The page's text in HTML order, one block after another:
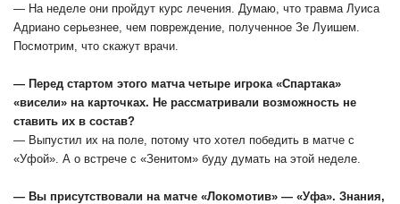
— На неделе они пройдут курс лечения. Думаю, что травма Луиса
Адриано серьезнее, чем повреждение, полученное Зе Луишем.
Посмотрим, что скажут врачи.
— Перед стартом этого матча четыре игрока «Спартака»
«висели» на карточках. Не рассматривали возможность не
ставить их в состав?
— Выпустил их на поле, потому что хотел победить в матче с
«Уфой». А о встрече с «Зенитом» буду думать на этой неделе.
— Вы присутствовали на матче «Локомотив» — «Уфа». Знания,